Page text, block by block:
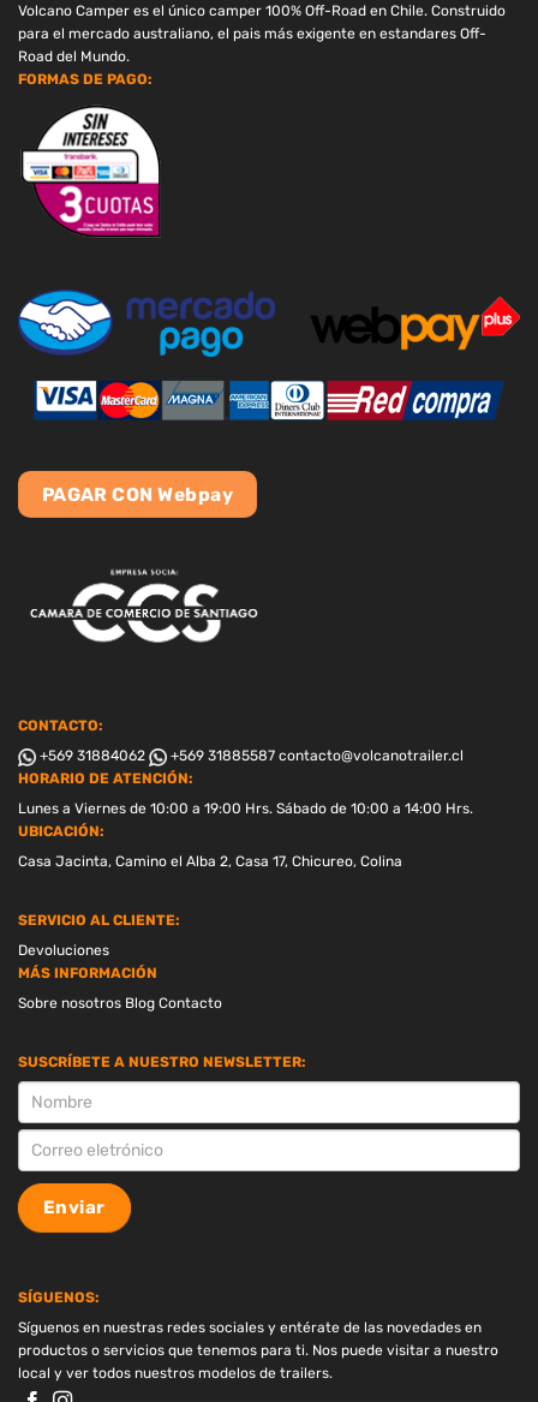
Volcano Camper es el único camper 100% Off-Road en Chile. Construido
para el mercado australiano, el pais más exigente en estandares Off-
Road del Mundo.
FORMAS DE PAGO:
PAGAR CON Webpay
CONTACTO:
+569 31884062
+569 31885587 contacto@volcanotrailer.cl
HORARIO DE ATENCIÓN:
Lunes a Viernes de 10:00 a 19:00 Hrs. Sábado de 10:00 a 14:00 Hrs.
UBICACIÓN:
Casa Jacinta, Camino el Alba 2, Casa 17, Chicureo, Colina
SERVICIO AL CLIENTE:
Devoluciones
MÁS INFORMACIÓN
Sobre nosotros Blog Contacto
SUSCRÍBETE A NUESTRO NEWSLETTER:
SUSCRIPCION
Enviar
SÍGUENOS:
Síguenos en nuestras redes sociales y entérate de las novedades en
productos o servicios que tenemos para ti. Nos puede visitar a nuestro
local y ver todos nuestros modelos de trailers.